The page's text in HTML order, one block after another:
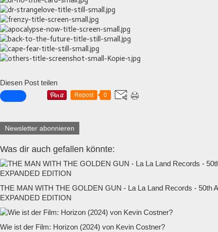
Diesen Post teilen
Repost 0
Newsletter abonnieren
Was dir auch gefallen könnte:
THE MAN WITH THE GOLDEN GUN - La La Land Records - 50th
EXPANDED EDITION
Wie ist der Film: Horizon (2024) von Kevin Costner?